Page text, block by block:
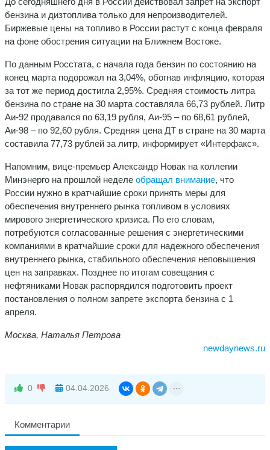
бензина и дизтоплива только для непроизводителей.
Биржевые цены на топливо в России растут с конца февраля
на фоне обострения ситуации на Ближнем Востоке.
По данным Росстата, с начала года бензин по состоянию на
конец марта подорожал на 3,04%, обогнав инфляцию, которая
за тот же период достигла 2,95%. Средняя стоимость литра
бензина по стране на 30 марта составляла 66,73 рублей. Литр
Аи-92 продавался по 63,19 рубля, Аи-95 – по 68,61 рублей,
Аи-98 – по 92,60 рубля. Средняя цена ДТ в стране на 30 марта
составила 77,73 рублей за литр, информирует «Интерфакс».
Напомним, вице-премьер Александр Новак на коллегии
Минэнерго на прошлой неделе обращал внимание, что
России нужно в кратчайшие сроки принять меры для
обеспечения внутреннего рынка топливом в условиях
мирового энергетического кризиса. По его словам,
потребуются согласованные решения с энергетическими
компаниями в кратчайшие сроки для надежного обеспечения
внутреннего рынка, стабильного обеспечения неповышения
цен на заправках. Позднее по итогам совещания с
нефтяниками Новак распорядился подготовить проект
постановления о полном запрете экспорта бензина с 1
апреля.
Москва, Наталья Петрова
newdaynews.ru
0 04.04.2026
Комментарии